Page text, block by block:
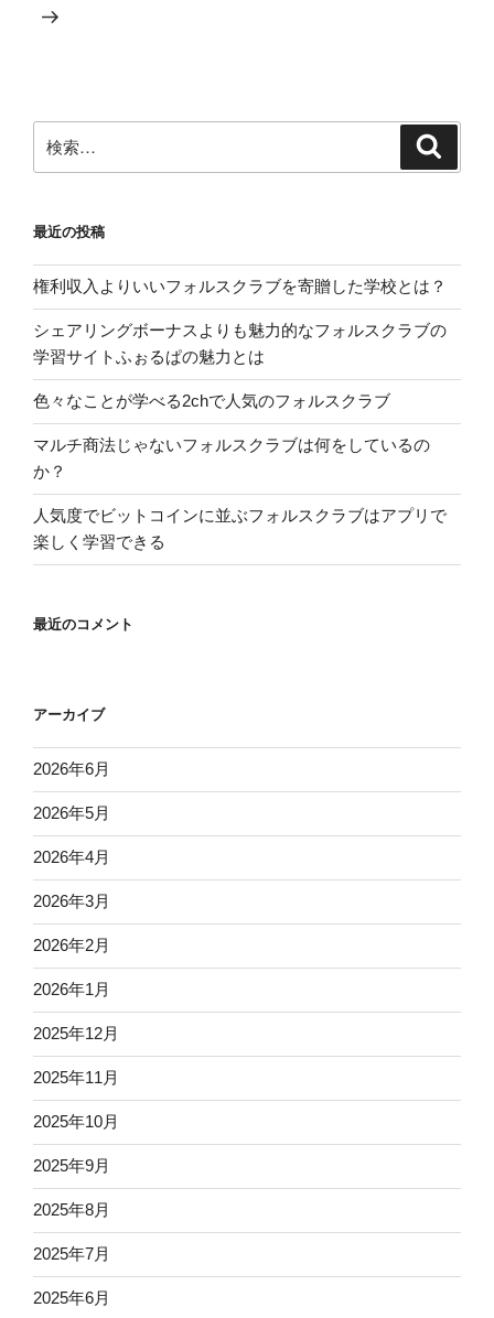
ー
索:
最近の投稿
権利収入よりいいフォルスクラブを寄贈した学校とは？
シェアリングボーナスよりも魅力的なフォルスクラブの
学習サイトふぉるぱの魅力とは
色々なことが学べる2chで人気のフォルスクラブ
マルチ商法じゃないフォルスクラブは何をしているの
か？
人気度でビットコインに並ぶフォルスクラブはアプリで
楽しく学習できる
最近のコメント
アーカイブ
2026年6月
2026年5月
2026年4月
2026年3月
2026年2月
2026年1月
2025年12月
2025年11月
2025年10月
2025年9月
2025年8月
2025年7月
2025年6月